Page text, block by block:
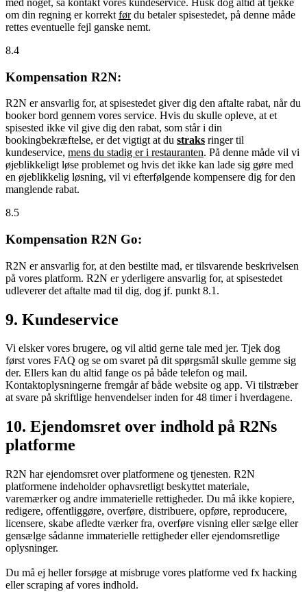
om din regning er korrekt førdu betaler spisestedet, på denne måde
rettes eventuelle fejl ganske nemt.
8.4
Kompensation R2N:
R2N er ansvarlig for, at spisestedet giver dig den aftalte rabat, når du
booker bord gennem vores service. Hvis du skulle opleve, at et
spisested ikke vil give dig den rabat, som står i din
bookingbekræftelse, er det vigtigt at du straks ringer til
kundeservice, mens du stadig er i restauranten. På denne måde vil vi
øjeblikkeligt løse problemet og hvis det ikke kan lade sig gøre med
en øjeblikkelig løsning, vil vi efterfølgende kompensere dig for den
manglende rabat.
8.5
Kompensation R2N Go:
R2N er ansvarlig for, at den bestilte mad, er tilsvarende beskrivelsen
på vores platform. R2N er yderligere ansvarlig for, at spisestedet
udleverer det aftalte mad til dig, dog jf. punkt 8.1.
9. Kundeservice
Vi elsker vores brugere, og vil altid gerne tale med jer. Tjek dog
først vores FAQ og se om svaret på dit spørgsmål skulle gemme sig
der. Ellers kan du altid fange os på både telefon og mail.
Kontaktoplysningerne fremgår af både website og app. Vi tilstræber
at svare på skriftlige henvendelser inden for 48 timer i hverdagene.
10. Ejendomsret over indhold på R2Ns
platforme
R2N har ejendomsret over platformene og tjenesten. R2N
platformene indeholder ophavsretligt beskyttet materiale,
varemærker og andre immaterielle rettigheder. Du må ikke kopiere,
redigere, offentliggøre, overføre, distribuere, opføre, reproducere,
licensere, skabe afledte værker fra, overføre visning eller sælge eller
gensælge sådanne immaterielle rettigheder eller ejendomsretlige
oplysninger.
Du må ej heller forsøge at misbruge vores platforme ved fx hacking
eller scraping af vores indhold.